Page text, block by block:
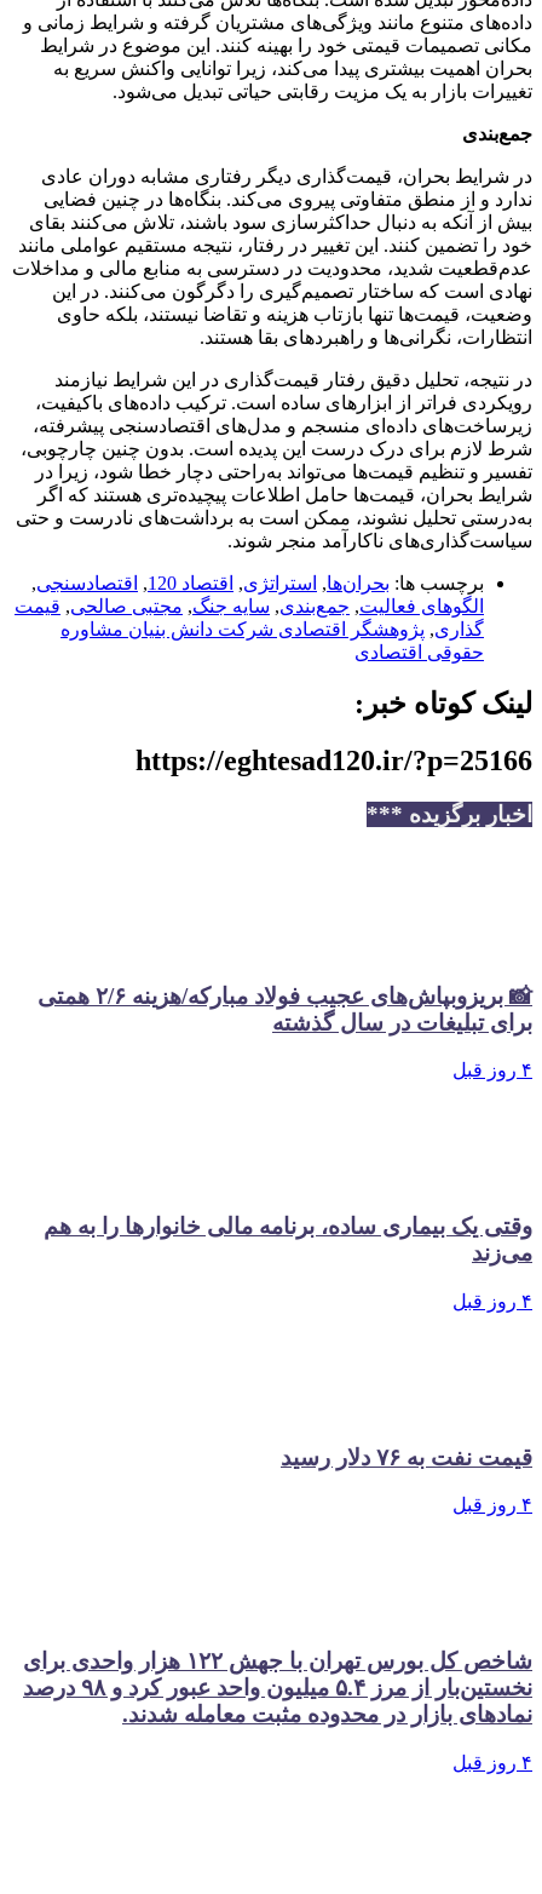
داده‌های متنوع مانند ویژگی‌های مشتریان گرفته و شرایط زمانی و
مکانی تصمیمات قیمتی خود را بهینه کنند. این موضوع در شرایط
بحران اهمیت بیشتری پیدا می‌کند، زیرا توانایی واکنش سریع به
تغییرات بازار به یک مزیت رقابتی حیاتی تبدیل می‌شود.
جمع‌بندی
در شرایط بحران، قیمت‌گذاری دیگر رفتاری مشابه دوران عادی
ندارد و از منطق متفاوتی پیروی می‌کند. بنگاه‌ها در چنین فضایی
بیش از آنکه به دنبال حداکثرسازی سود باشند، تلاش می‌کنند بقای
خود را تضمین کنند. این تغییر در رفتار، نتیجه مستقیم عواملی مانند
عدم‌قطعیت شدید، محدودیت در دسترسی به منابع مالی و مداخلات
نهادی است که ساختار تصمیم‌گیری را دگرگون می‌کنند. در این
وضعیت، قیمت‌ها تنها بازتاب هزینه و تقاضا نیستند، بلکه حاوی
انتظارات، نگرانی‌ها و راهبردهای بقا هستند.
در نتیجه، تحلیل دقیق رفتار قیمت‌گذاری در این شرایط نیازمند
رویکردی فراتر از ابزارهای ساده است. ترکیب داده‌های باکیفیت،
زیرساخت‌های داده‌ای منسجم و مدل‌های اقتصادسنجی پیشرفته،
شرط لازم برای درک درست این پدیده است. بدون چنین چارچوبی،
تفسیر و تنظیم قیمت‌ها می‌تواند به‌راحتی دچار خطا شود، زیرا در
شرایط بحران، قیمت‌ها حامل اطلاعات پیچیده‌تری هستند که اگر
به‌درستی تحلیل نشوند، ممکن است به برداشت‌های نادرست و حتی
سیاست‌گذاری‌های ناکارآمد منجر شوند.
برچسب ها: بحران‌ها, استراتژی‌, اقتصاد 120 , اقتصادسنجی,
الگوهای فعالیت, جمع‌بندی, سایه جنگ, مجتبی صالحی, قیمت
گذاری, پژوهشگر اقتصادی شرکت دانش بنیان مشاوره
حقوقی اقتصادی
لینک کوتاه خبر:
https://eghtesad120.ir/?p=25166
اخبار برگزیده ***
📸 بریزوبپاش‌های عجیب فولاد مبارکه/هزینه ۲/۶ همتی
برای تبلیغات در سال گذشته
۴ روز قبل
وقتی یک بیماری ساده، برنامه مالی خانوارها را به هم
می‌زند
۴ روز قبل
قیمت نفت به ۷۶ دلار رسید
۴ روز قبل
شاخص کل بورس تهران با جهش ۱۲۲ هزار واحدی برای
نخستین‌بار از مرز ۵.۴ میلیون واحد عبور کرد و ۹۸ درصد
نمادهای بازار در محدوده مثبت معامله شدند.
۴ روز قبل